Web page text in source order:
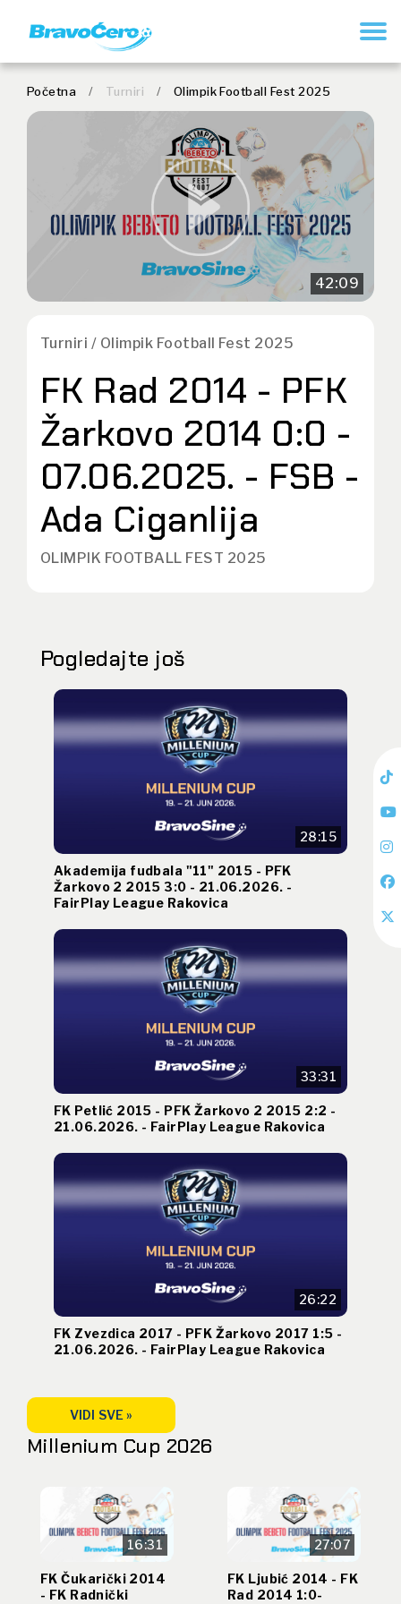
Početna / Turniri / Olimpik Football Fest 2025
42:09
Turniri / Olimpik Football Fest 2025
FK Rad 2014 - PFK
Žarkovo 2014 0:0 -
07.06.2025. - FSB -
Ada Ciganlija
OLIMPIK FOOTBALL FEST 2025
Pogledajte još
28:15
Akademija fudbala "11" 2015 - PFK
Žarkovo 2 2015 3:0 - 21.06.2026. -
FairPlay League Rakovica
33:31
FK Petlić 2015 - PFK Žarkovo 2 2015 2:2 -
21.06.2026. - FairPlay League Rakovica
26:22
FK Zvezdica 2017 - PFK Žarkovo 2017 1:5 -
21.06.2026. - FairPlay League Rakovica
VIDI SVE »
Millenium Cup 2026
16:31
FK Čukarički 2014
- FK Radnički
27:07
FK Ljubić 2014 - FK
Rad 2014 1:0-